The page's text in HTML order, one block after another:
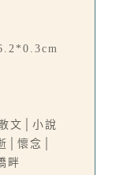
文│小說
│懷念│
畔